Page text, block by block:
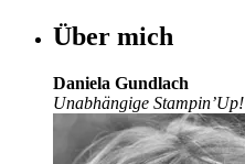
Über mich
Daniela Gundlach
Unabhängige Stampin’Up!